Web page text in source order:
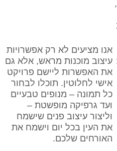
אנו מציעים לא רק אפשרויות
עיצוב מוכנות מראש, אלא גם
את האפשרות ליישם פרויקט
אישי לחלוטין. תוכלו לבחור
כל תמונה – מנופים טבעיים
ועד גרפיקה מופשטת –
וליצור עיצוב פנים שישמח
את העין בכל יום וישמח את
האורחים שלכם.